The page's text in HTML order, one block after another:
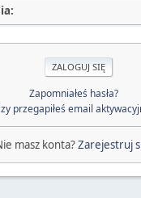
Zapomniałeś hasła?
przegapiłeś email
masz konta?Zarejestruj